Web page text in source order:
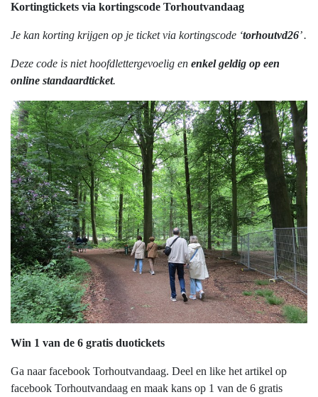
Kortingtickets via kortingscode Torhoutvandaag
Je kan korting krijgen op je ticket via kortingscode ‘torhoutvd26’ .
Deze code is niet hoofdlettergevoelig en enkel geldig op een
online standaardticket.
Win 1 van de 6 gratis duotickets
Ga naar facebook Torhoutvandaag. Deel en like het artikel op
facebook Torhoutvandaag en maak kans op 1 van de 6 gratis